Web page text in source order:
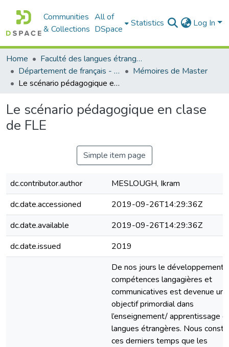
Communities
& Collections
All of
DSpace
Statistics Log In
Home
Faculté des langues étrangères
Département de français - قسم اللغة الفرنسية
Mémoires de Master
Le scénario pédagogique en clase de FLE
Le scénario pédagogique en clase
de FLE
Simple item page
dc.contributor.author
MESLOUGH, Ikram
dc.date.accessioned
2019-09-26T14:29:36Z
dc.date.available
2019-09-26T14:29:36Z
dc.date.issued
2019
De nos jours le développement
compétences langagières et
communicatives est devenue un
objectif primordial dans
l’enseignement/ apprentissage
langues étrangères. Nous
ces derniers temps que les